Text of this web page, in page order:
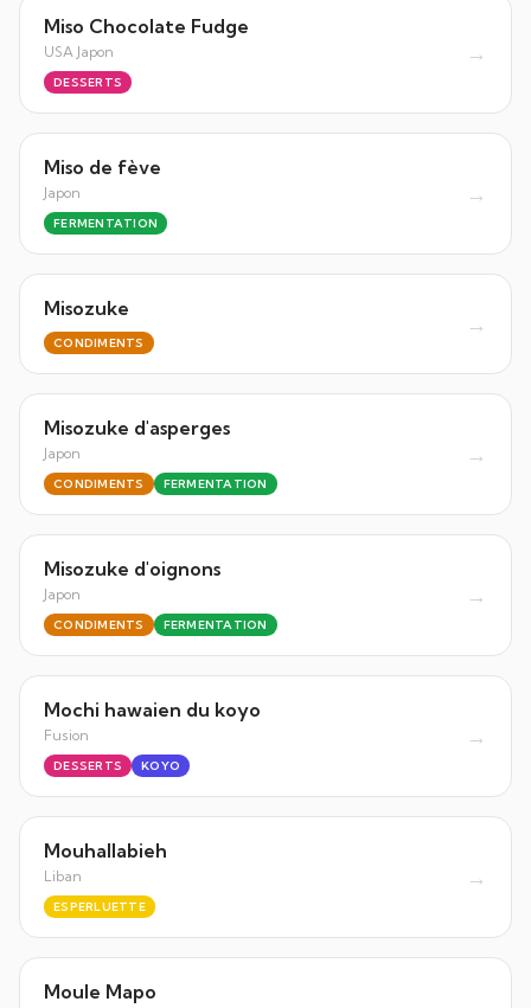
Miso Chocolate Fudge
USA Japon
DESSERTS
→
Miso de fève
Japon
FERMENTATION
→
Misozuke
CONDIMENTS
→
Misozuke d'asperges
Japon
CONDIMENTS FERMENTATION
→
Misozuke d'oignons
Japon
CONDIMENTS FERMENTATION
→
Mochi hawaien du koyo
Fusion
DESSERTS KOYO
→
Mouhallabieh
Liban
ESPERLUETTE
→
Moule Mapo